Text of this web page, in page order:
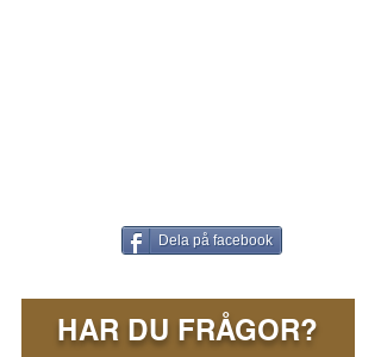
Dela på facebook
HAR DU FRÅGOR?